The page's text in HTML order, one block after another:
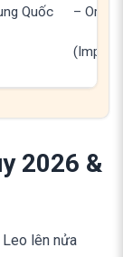
Quốc –
2026 &
Leo lên nửa